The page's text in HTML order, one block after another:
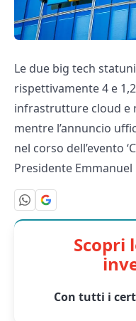
Le due big tech
rispettivamente 4 e
infrastrutture cloud e
mentre l’annuncio
nel corso dell’evento
Presidente
Scopri
Con tutti i